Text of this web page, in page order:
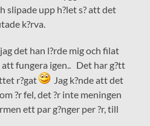
slipade upp h?let s? att det
k?rva.
det han l?rde mig och filat
att fungera igen.. Det har g?tt
r?gat
Jag k?nde att det
?r fel, det ?r inte meningen
ett par g?nger per ?r, till